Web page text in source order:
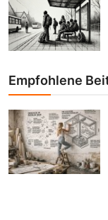
Empfohlene